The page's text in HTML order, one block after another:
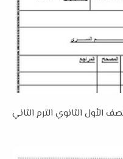
الأول الثانوي الترم الثاني